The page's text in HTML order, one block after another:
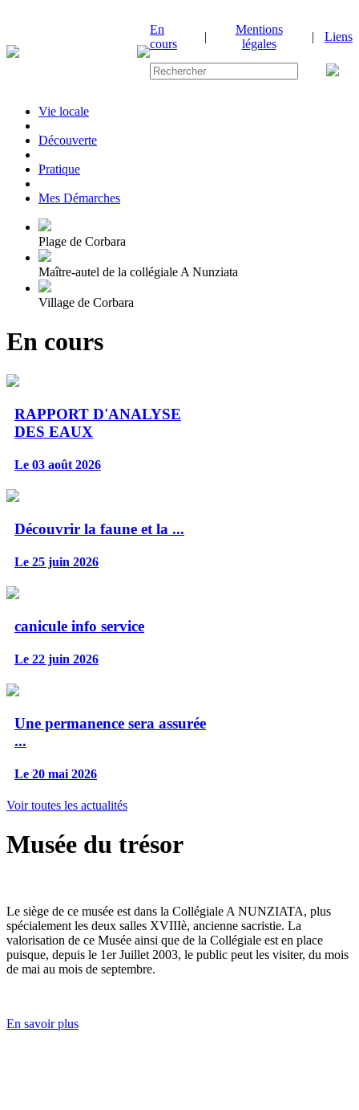
En
cours
|
Mentions
légales
| Liens
Vie locale
|Découverte
|Pratique
|Mes Démarches
Plage de Corbara
Maître-autel de la collégiale A Nunziata
Village de Corbara
En cours
RAPPORT D'ANALYSE
DES EAUX
Le 03 août 2026
Découvrir la faune et la ...
Le 25 juin 2026
canicule info service
Le 22 juin 2026
Une permanence sera assurée
...
Le 20 mai 2026
Voir toutes les actualités
Musée du trésor
Le siège de ce musée est dans la Collégiale A NUNZIATA, plus
spécialement les deux salles XVIIIè, ancienne sacristie. La
valorisation de ce Musée ainsi que de la Collégiale est en place
puisque, depuis le 1er Juillet 2003, le public peut les visiter, du mois
de mai au mois de septembre.
En savoir plus